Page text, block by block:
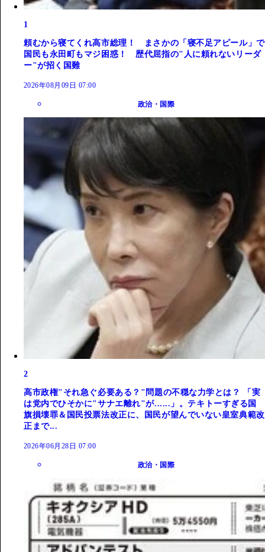
1
頼むから寝てくれ高市総理！ まさかの「寝不足アピール」で
国民も永田町もマジ困惑！ 歴代屈指の"人に頼れないリーダ
ー"が招く国難
2026年08月09日 07:00
政治・国際
2
高市政権"それ急ぐ必要ある？"問題の不穏な力学とは？ 「実
は党内でひそかに"サナエ離れ"が......」。テキトーすぎる国
旗損壊罪＆国民投票法改正に、国民が望んでいない皇室典範改
正まで...
2026年06月28日 07:00
政治・国際